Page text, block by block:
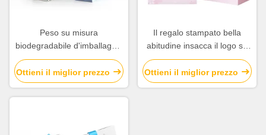
Peso su misura
biodegradabile d'imballaggio
delle borse del regalo della
carta popolare per il Natale
Ottieni il miglior prezzo
Il regalo stampato bella
abitudine insacca il logo su
misura regolare con la
maniglia piana
Ottieni il miglior prezzo